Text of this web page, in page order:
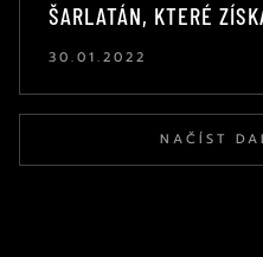
ŠARLATÁN, KTERÉ
30.01.2022
NAČÍST